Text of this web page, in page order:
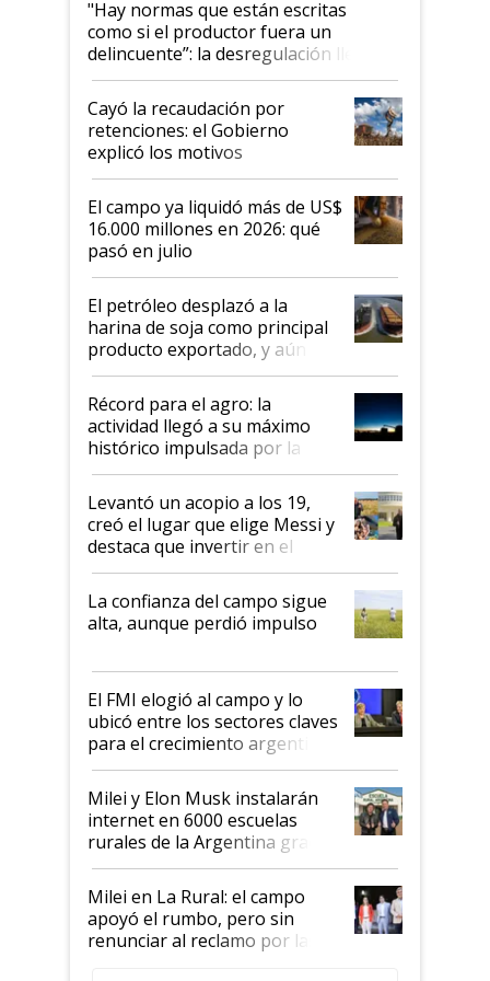
"Hay normas que están escritas
como si el productor fuera un
delincuente”: la desregulación llegó
al Congreso Aapresid y hasta se
habló del financiamiento al IPCVA
Cayó la recaudación por
retenciones: el Gobierno
explicó los motivos
El campo ya liquidó más de US$
16.000 millones en 2026: qué
pasó en julio
El petróleo desplazó a la
harina de soja como principal
producto exportado, y aún así
el agro aportó casi seis de cada
diez dólares y sostuvo el
liderazgo en un semestre
récord
Récord para el agro: la
actividad llegó a su máximo
histórico impulsada por la
cosecha y las exportaciones
Levantó un acopio a los 19,
creó el lugar que elige Messi y
destaca que invertir en el
kirchnerismo era como "darle
plata a un hijo para droga":
Juan Félix Rossetti, el libertario
que de una dura crisis salió
de Milei
La confianza del campo sigue
alta, aunque perdió impulso
El FMI elogió al campo y lo
ubicó entre los sectores claves
para el crecimiento argentino
Milei y Elon Musk instalarán
internet en 6000 escuelas
rurales de la Argentina gracias
a un acuerdo con Starlink
Milei en La Rural: el campo
apoyó el rumbo, pero sin
renunciar al reclamo por las